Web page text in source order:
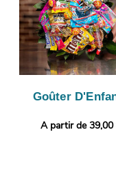
Goûter
A partir de 39,00